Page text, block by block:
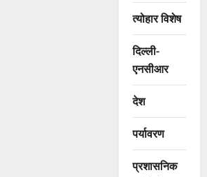
त्योहार विशेष
दिल्ली-
एनसीआर
देश
पर्यावरण
प्रशासनिक